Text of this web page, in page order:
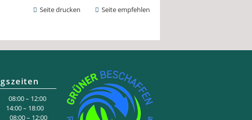
Seite drucken Seite empfehlen
– 12:00
– 18:00
– 12:00